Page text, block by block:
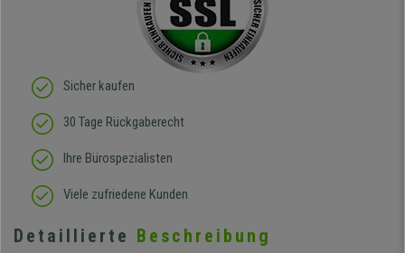
Sicher kaufen
30 Tage Rückgaberecht
Ihre Bürospezialisten
Viele zufriedene Kunden
Detaillierte Beschreibung